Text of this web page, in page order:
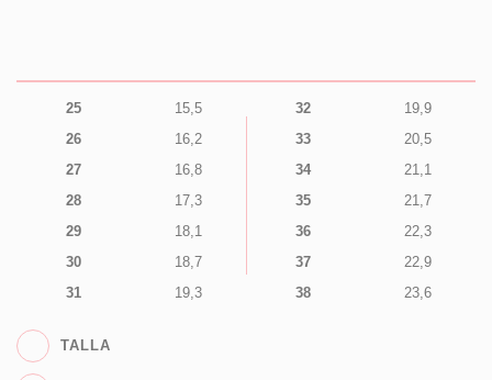
25
15,5
26
16,2
27
16,8
28
17,3
29
18,1
30
18,7
31
19,3
32
19,9
33
20,5
34
21,1
35
21,7
36
22,3
37
22,9
38
23,6
TALLA